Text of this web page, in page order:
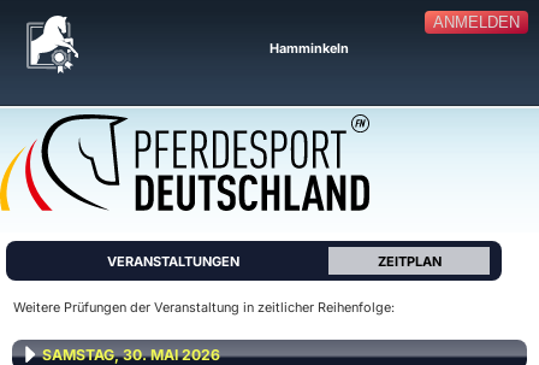
ANMELDEN
Hamminkeln
VERANSTALTUNGEN ZEITPLAN
Weitere Prüfungen der Veranstaltung in zeitlicher Reihenfolge:
SAMSTAG, 30. MAI 2026